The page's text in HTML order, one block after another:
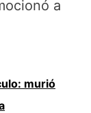
a
murió